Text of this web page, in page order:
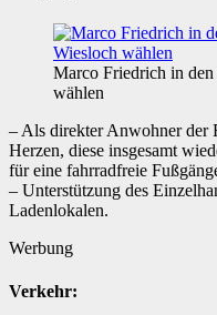
Marco Friedrich in
wählen
– Als direkter Anwohner der
Herzen, diese insgesamt
für eine fahrradfreie
– Unterstützung des
Ladenlokalen.
Werbung
Verkehr: